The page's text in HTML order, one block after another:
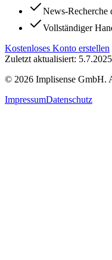
News-Recherche
Vollständiger
Kostenloses Konto erstellen
Zuletzt aktualisiert: 5.7.2025
© 2026 Implisense GmbH.
ImpressumDatenschutz